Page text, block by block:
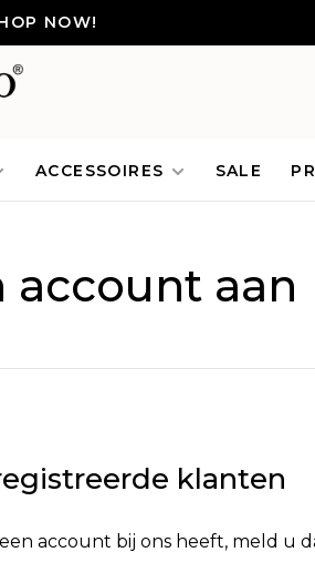
NOW!
ACCESSOIRES SALE
account aan
klanten
account bij ons heeft, meld u